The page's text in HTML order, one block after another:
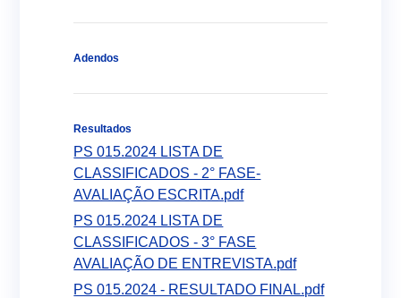
Adendos
Resultados
PS 015.2024 LISTA DE
CLASSIFICADOS - 2° FASE-
AVALIAÇÃO ESCRITA.pdf
PS 015.2024 LISTA DE
CLASSIFICADOS - 3° FASE
AVALIAÇÃO DE ENTREVISTA.pdf
PS 015.2024 - RESULTADO FINAL.pdf